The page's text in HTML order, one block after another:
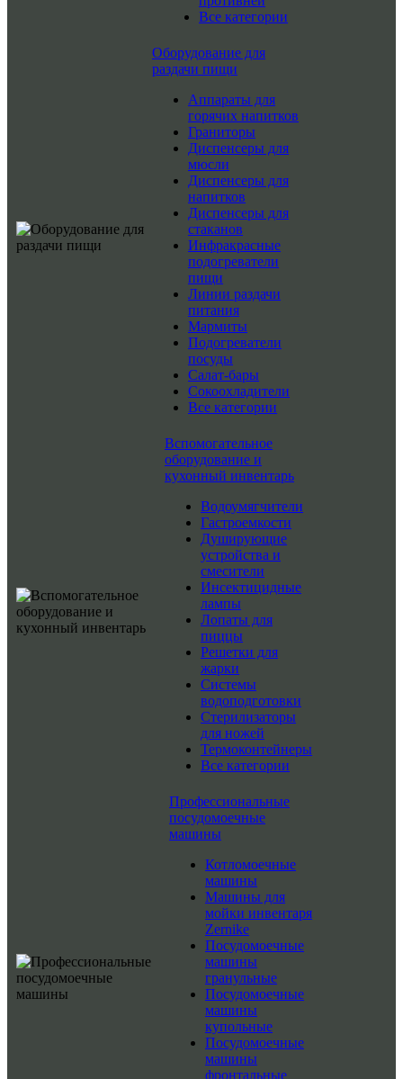
Все категории
Оборудование для
раздачи пищи
Аппараты для
горячих напитков
Граниторы
Диспенсеры для
мюсли
Диспенсеры для
напитков
Диспенсеры для
стаканов
Инфракрасные
подогреватели
пищи
Линии раздачи
питания
Мармиты
Подогреватели
посуды
Салат-бары
Сокоохладители
Все категории
Вспомогательное
оборудование и
кухонный инвентарь
Водоумягчители
Гастроемкости
Душирующие
устройства и
смесители
Инсектицидные
лампы
Лопаты для
пиццы
Решетки для
жарки
Системы
водоподготовки
Стерилизаторы
для ножей
Термоконтейнеры
Все категории
Профессиональные
посудомоечные
машины
Котломоечные
машины
Машины для
мойки инвентаря
Zernike
Посудомоечные
машины
гранульные
Посудомоечные
машины
купольные
Посудомоечные
машины
фронтальные